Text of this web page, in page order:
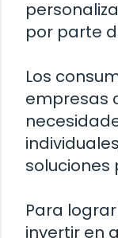
por parte
Los
empresas
soluciones
Para
invertir en